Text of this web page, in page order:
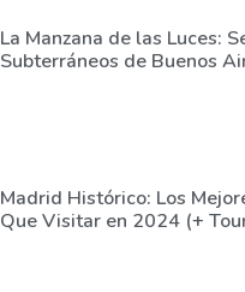
La Manzana de las Luces:
Subterráneos de Buenos
Madrid Histórico: Los
Que Visitar en 2024 (+